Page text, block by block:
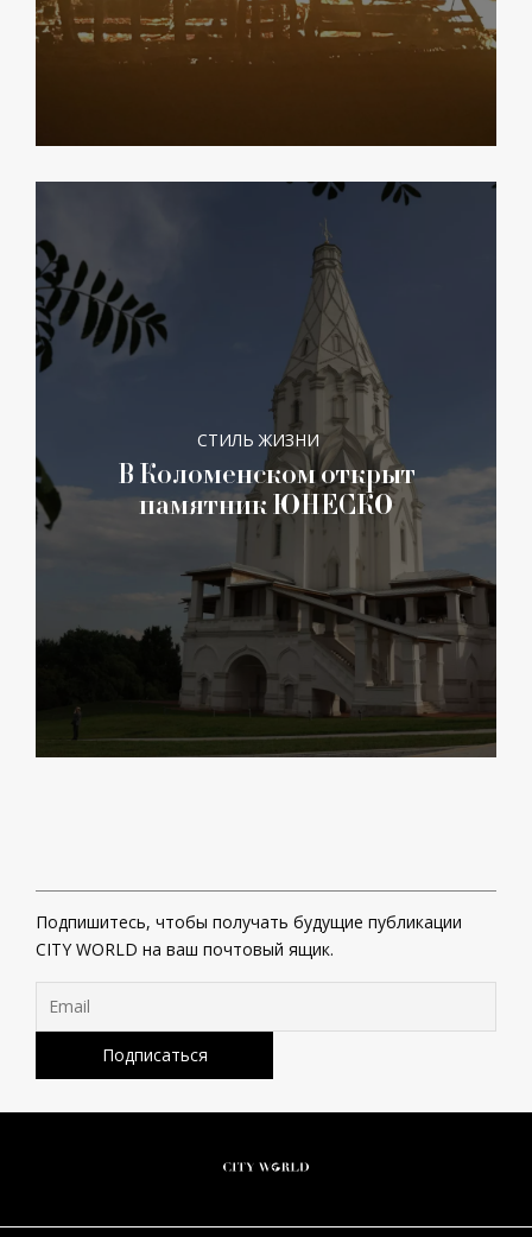
СТИЛЬ ЖИЗНИ
В Коломенском открыт
памятник ЮНЕСКО
Подпишитесь, чтобы получать будущие публикации
CITY WORLD на ваш почтовый ящик.